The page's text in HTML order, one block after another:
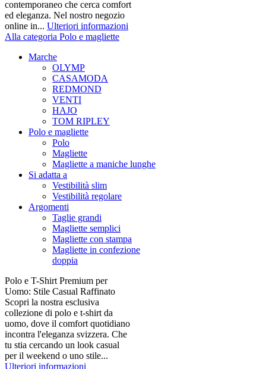
contemporaneo che cerca comfort
ed eleganza. Nel nostro negozio
online in... Ulteriori informazioni
Alla categoria Polo e magliette
Marche
OLYMP
CASAMODA
REDMOND
VENTI
HAJO
TOM RIPLEY
Polo e magliette
Polo
Magliette
Magliette a maniche lunghe
Si adatta a
Vestibilità slim
Vestibilità regolare
Argomenti
Taglie grandi
Magliette semplici
Magliette con stampa
Magliette in confezione
doppia
Polo e T-Shirt Premium per
Uomo: Stile Casual Raffinato
Scopri la nostra esclusiva
collezione di polo e t-shirt da
uomo, dove il comfort quotidiano
incontra l'eleganza svizzera. Che
tu stia cercando un look casual
per il weekend o uno stile...
Ulteriori informazioni